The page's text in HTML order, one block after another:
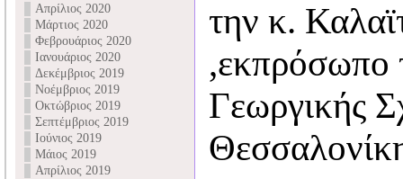
Απρίλιος 2020
Μάρτιος 2020
Φεβρουάριος 2020
Ιανουάριος 2020
Δεκέμβριος 2019
Νοέμβριος 2019
Οκτώβριος 2019
Σεπτέμβριος 2019
Ιούνιος 2019
Μάιος 2019
Απρίλιος 2019
την κ.
,εκπρόσωπο
Γεωργικής